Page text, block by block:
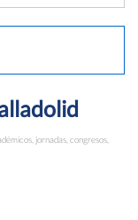
jornadas, congresos,